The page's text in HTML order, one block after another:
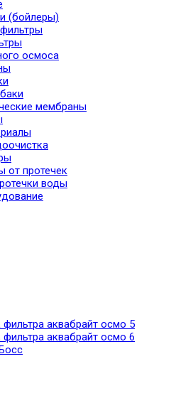
(бойлеры)
осмоса
мембраны
от протечек
воды
фильтра аквабрайт осмо 5
фильтра аквабрайт осмо 6